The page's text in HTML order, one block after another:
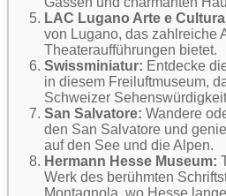
LAC Lugano Arte e
von Lugano, das zahlreiche
Theateraufführungen bietet.
Swissminiatur: Entdecke
in diesem Freiluftmuseum,
Schweizer
San Salvatore: Wandere
den San Salvatore und
auf den See und die Alpen.
Hermann Hesse Museum:
Werk des berühmten